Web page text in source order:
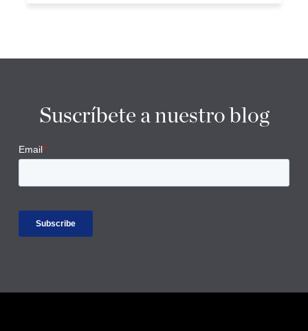
Suscríbete a nuestro blog